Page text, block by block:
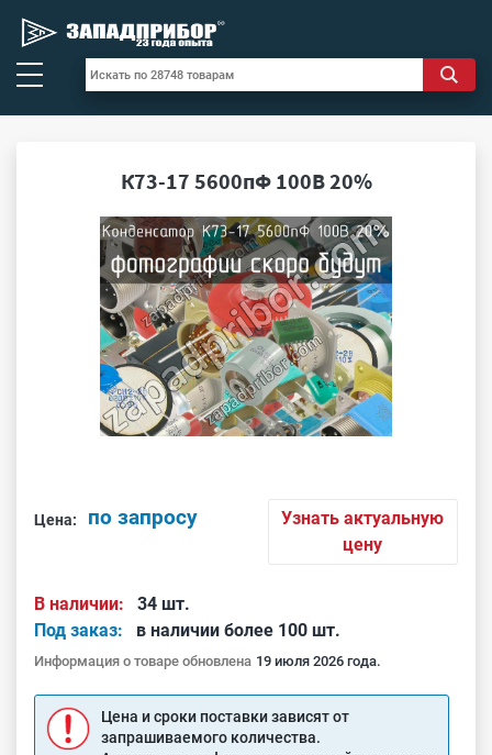
К73-17 5600пФ 100В 20%
Цена: по запросу
Узнать актуальную
цену
В наличии:
34 шт.
Под заказ:
в наличии более 100 шт.
Информация о товаре обновлена 19 июля 2026 года.
Цена и сроки поставки зависят от
запрашиваемого количества.